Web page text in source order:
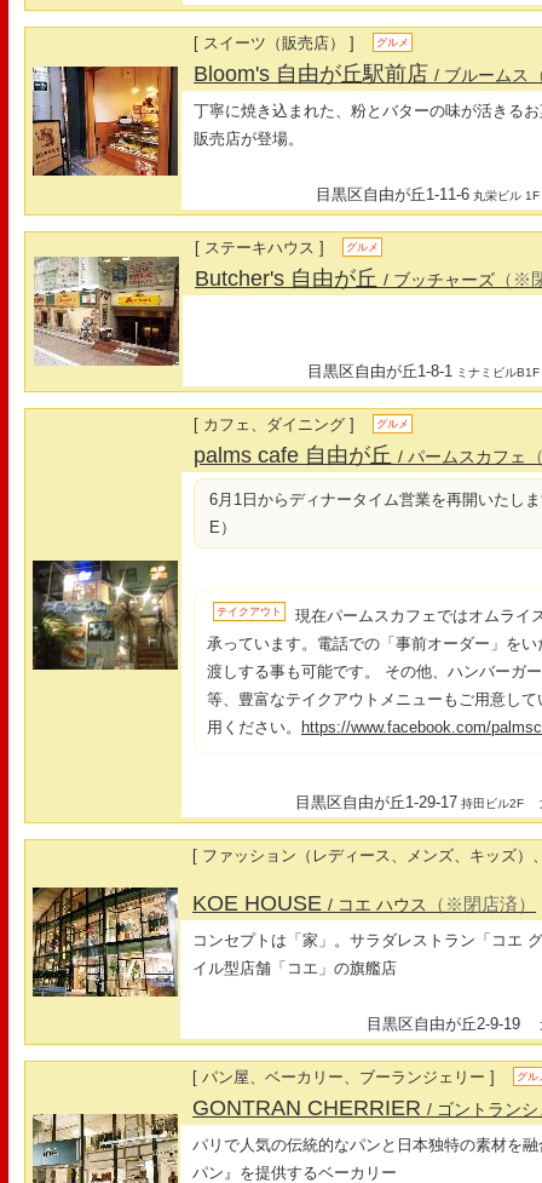
[ スイーツ（販売店） ] グルメ
Bloom's 自由が丘駅前店/ ブルームス
丁寧に焼き込まれた、粉とバターの味が活きる
販売店が登場。
目黒区自由が丘1-11-6 丸栄ビル 1F
[ ステーキハウス ] グルメ
Butcher's 自由が丘/ ブッチャーズ （※
目黒区自由が丘1-8-1 ミナミビルB1F
[ カフェ、ダイニング ] グルメ
palms cafe 自由が丘/ パームスカフェ
6月1日からディナータイム営業を再開いたし
E）
テイクアウト
現在パームスカフェではオムライ
承っています。電話での「事前オーダー」を
渡しする事も可能です。 その他、ハンバーガ
等、豊富なテイクアウトメニューもご用意し
用ください。
https://www.facebook.com/
目黒区自由が丘1-29-17 持田ビル2F
[ ファッション（レディース、メンズ、キッズ）
KOE HOUSE/ コエ ハウス （※閉店済）
コンセプトは「家」。サラダレストラン「コエ
イル型店舗「コエ」の旗艦店
目黒区自由が丘2-9-19
[ パン屋、ベーカリー、ブーランジェリー ] グル
GONTRAN CHERRIER/ ゴントラン
パリで人気の伝統的なパンと日本独特の素材を
パン』を提供するベーカリー